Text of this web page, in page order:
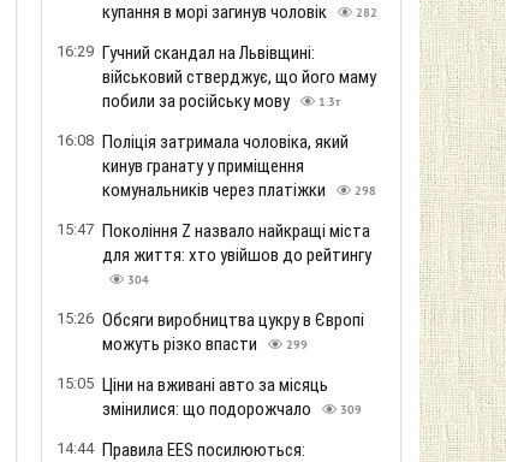
купання в морі загинув чоловік
282
16:29 Гучний скандал на Львівщині:
військовий стверджує, що його маму
побили за російську мову
1.3т
16:08 Поліція затримала чоловіка, який
кинув гранату у приміщення
комунальників через платіжки
298
15:47 Покоління Z назвало найкращі міста
для життя: хто увійшов до рейтингу
304
15:26 Обсяги виробництва цукру в Європі
можуть різко впасти
299
15:05 Ціни на вживані авто за місяць
змінилися: що подорожчало
309
14:44 Правила EES посилюються: